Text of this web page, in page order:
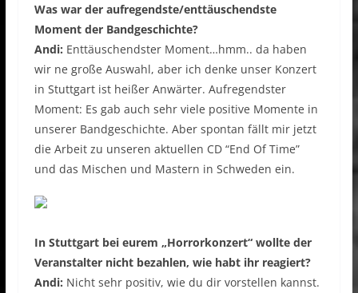
Was war der aufregendste/enttäuschendste
Moment der Bandgeschichte?
Andi: Enttäuschendster Moment…hmm.. da haben
wir ne große Auswahl, aber ich denke unser Konzert
in Stuttgart ist heißer Anwärter. Aufregendster
Moment: Es gab auch sehr viele positive Momente in
unserer Bandgeschichte. Aber spontan fällt mir jetzt
die Arbeit zu unseren aktuellen CD “End Of Time”
und das Mischen und Mastern in Schweden ein.
In Stuttgart bei eurem „Horrorkonzert“ wollte der
Veranstalter nicht bezahlen, wie habt ihr reagiert?
Andi: Nicht sehr positiv, wie du dir vorstellen kannst.